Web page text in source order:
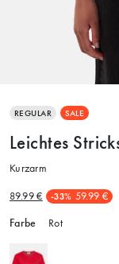
REGULAR SALE
Leichtes
Kurzarm
89.99 € -33% 59.99 €
Farbe Rot